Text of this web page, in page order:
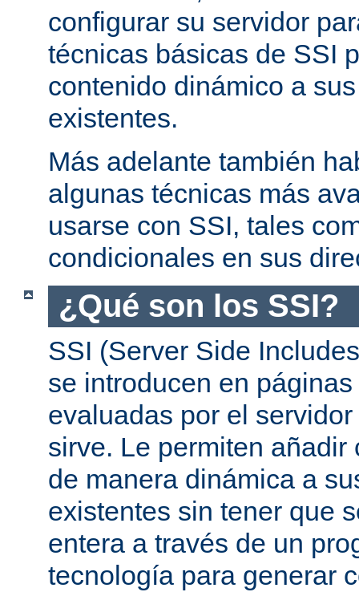
configurar su servidor
técnicas básicas de SSI
contenido dinámico a
existentes.
Más adelante también
algunas técnicas más
usarse con SSI, tales
condicionales en sus
¿Qué son los SSI?
SSI (Server Side
se introducen en
evaluadas por el
sirve. Le permiten
de manera dinámica a
existentes sin tener que
entera a través de un
tecnología para generar